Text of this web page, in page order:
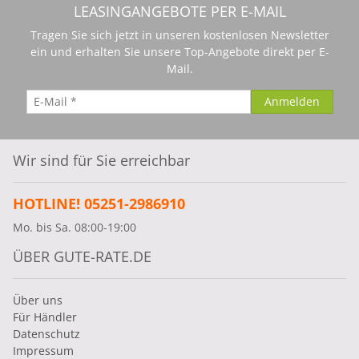
LEASINGANGEBOTE PER E-MAIL
Tragen Sie sich jetzt in unseren kostenlosen Newsletter
ein und erhalten Sie unsere Top-Angebote direkt per E-
Mail.
Wir sind für Sie erreichbar
HOTLINE! 05251-2986910
Mo. bis Sa. 08:00-19:00
ÜBER GUTE-RATE.DE
Über uns
Für Händler
Datenschutz
Impressum